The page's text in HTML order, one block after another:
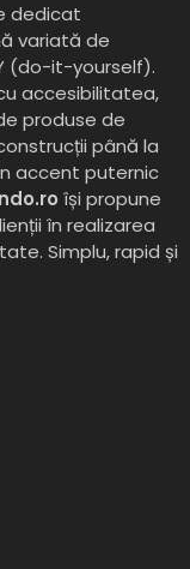
dedicat
variată de
(do-it-yourself).
accesibilitatea,
produse de
până la
accent puternic
își propune
în realizarea
Simplu, rapid și